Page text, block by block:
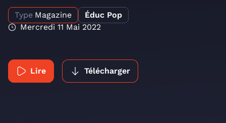
Type Magazine
Éduc Pop
Mercredi 11 Mai 2022
Lire Télécharger